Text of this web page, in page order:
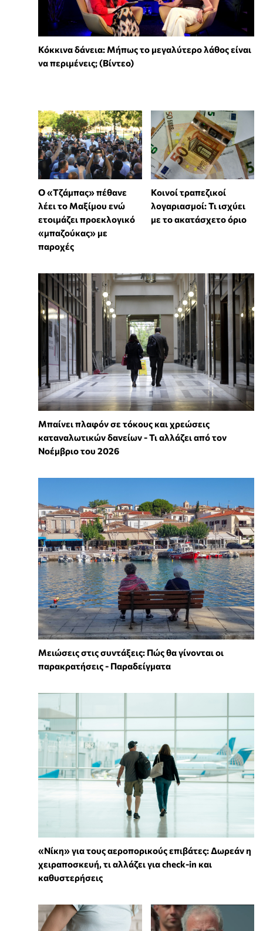
Κόκκινα δάνεια: Μήπως το μεγαλύτερο λάθος είναι
να περιμένεις; (Βίντεο)
Ο «Τζάμπας» πέθανε
λέει το Μαξίμου ενώ
ετοιμάζει προεκλογικό
«μπαζούκας» με
παροχές
Κοινοί τραπεζικοί
λογαριασμοί: Τι ισχύει
με το ακατάσχετο όριο
Μπαίνει πλαφόν σε τόκους και χρεώσεις
καταναλωτικών δανείων - Τι αλλάζει από τον
Νοέμβριο του 2026
Μειώσεις στις συντάξεις: Πώς θα γίνονται οι
παρακρατήσεις - Παραδείγματα
«Νίκη» για τους αεροπορικούς επιβάτες: Δωρεάν η
χειραποσκευή, τι αλλάζει για check-in και
καθυστερήσεις